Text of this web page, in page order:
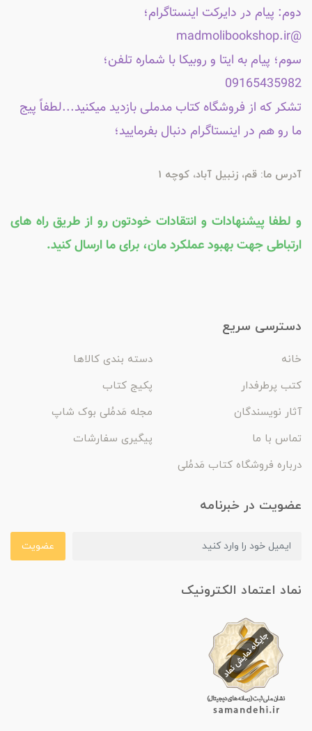
دوم: پیام در دایرکت اینستاگرام؛
@madmolibookshop.ir
سوم؛ پیام به ایتا و روبیکا با شماره تلفن؛
09165435982
تشکر که از فروشگاه کتاب مدملی بازدید میکنید...لطفاً پیج
ما رو هم در اینستاگرام دنبال بفرمایید؛
آدرس ما: قم، زنبیل آباد، کوچه 1
و لطفا پیشنهادات و انتقادات خودتون رو از طریق راه های
ارتباطی جهت بهبود عملکرد مان، برای ما ارسال کنید.
دسترسی سریع
خانه
دسته بندی کالاها
کتب پرطرفدار
پکیج کتاب
آثار نویسندگان
مجله مَدمُلی بوک شاپ
تماس با ما
پیگیری سفارشات
درباره فروشگاه کتاب مَدمُلی
عضویت در خبرنامه
عضویت
نماد اعتماد الکترونیک